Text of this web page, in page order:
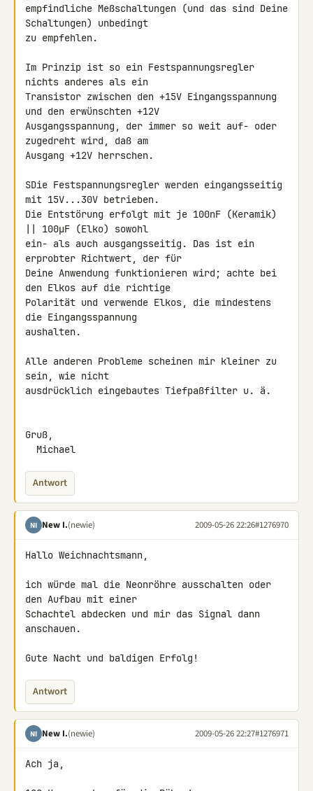
empfindliche Meßschaltungen (und das sind Deine
Schaltungen) unbedingt
zu empfehlen.
Im Prinzip ist so ein Festspannungsregler
nichts anderes als ein
Transistor zwischen den +15V Eingangsspannung
und den erwünschten +12V
Ausgangsspannung, der immer so weit auf- oder
zugedreht wird, daß am
Ausgang +12V herrschen.
SDie Festspannungsregler werden eingangsseitig
mit 15V...30V betrieben.
Die Entstörung erfolgt mit je 100nF (Keramik)
|| 100µF (Elko) sowohl
ein- als auch ausgangsseitig. Das ist ein
erprobter Richtwert, der für
Deine Anwendung funktionieren wird; achte bei
den Elkos auf die richtige
Polarität und verwende Elkos, die mindestens
die Eingangsspannung
aushalten.
Alle anderen Probleme scheinen mir kleiner zu
sein, wie nicht
ausdrücklich eingebautes Tiefpaßfilter u. ä.
Gruß,
  Michael
Antwort
NI New I.(newie) 2009-05-26 22:26#1276970
Hallo Weichnachtsmann,
ich würde mal die Neonröhre ausschalten oder
den Aufbau mit einer
Schachtel abdecken und mir das Signal dann
anschauen.
Gute Nacht und baldigen Erfolg!
Antwort
NI New I.(newie) 2009-05-26 22:27#1276971
Ach ja,